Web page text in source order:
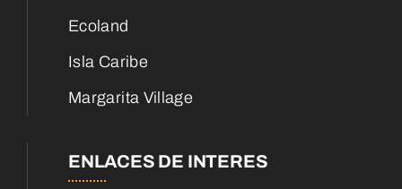
Ecoland
Isla Caribe
Margarita Village
ENLACES DE INTERES